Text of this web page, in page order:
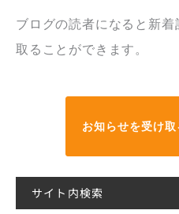
ブログの読者になると新
取ることができます。
お知らせを受け
サイト内検索